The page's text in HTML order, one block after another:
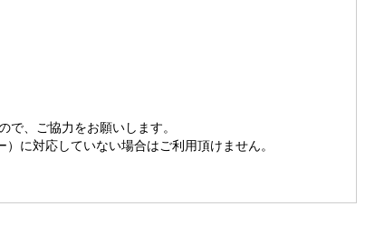
で、ご協力をお願いします。
に対応していない場合はご利用頂けません。